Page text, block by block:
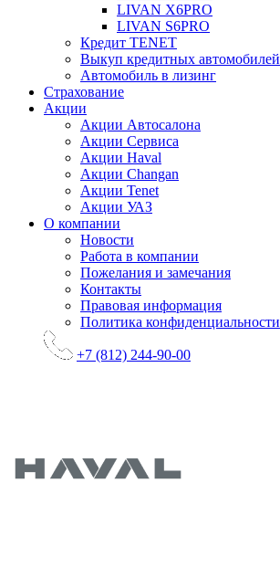
LIVAN X6PRO
LIVAN S6PRO
Кредит TENET
Выкуп кредитных автомобилей
Автомобиль в лизинг
Страхование
Акции
Акции Автосалона
Акции Сервиса
Акции Haval
Акции Changan
Акции Tenet
Акции УАЗ
О компании
Новости
Работа в компании
Пожелания и замечания
Контакты
Правовая информация
Политика конфиденциальности
+7 (812) 244-90-00